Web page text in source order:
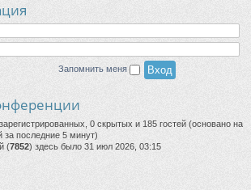
Запомнить меня
0 скрытых и 185 гостей (основано на
за последние 5 минут)
(7852) здесь было 31 июл 2026, 03:15